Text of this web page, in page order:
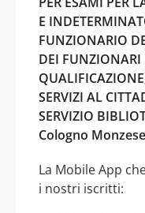
E
FUNZIONARIO
DEI FUNZIONARI
SERVIZI AL
SERVIZIO
Cologno
La Mobile App
i nostri iscritti: